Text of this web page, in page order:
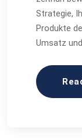
Strategie,
Produkte
Umsatz